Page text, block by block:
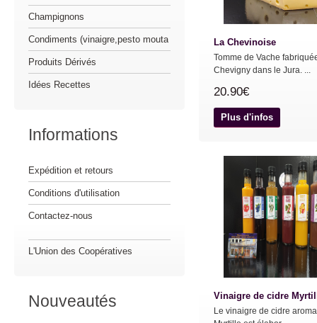
La Chevinoise
Tomme de Vache
Chevigny dans le Jura. ...
20.90€
Plus d'infos
Vinaigre de cidre
Le vinaigre de cidre
Champignons
Condiments (vinaigre,pesto mouta
Produits Dérivés
Idées Recettes
Informations
Expédition et retours
Conditions d'utilisation
Contactez-nous
L'Union des Coopératives
Nouveautés